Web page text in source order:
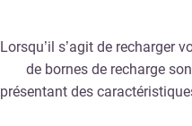
Lorsqu’il s’agit de recharger
de bornes de recharge
présentant des